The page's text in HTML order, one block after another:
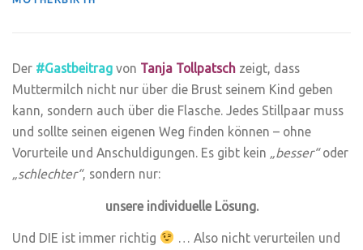
Der #Gastbeitrag von Tanja Tollpatsch zeigt, dass
Muttermilch nicht nur über die Brust seinem Kind geben
kann, sondern auch über die Flasche. Jedes Stillpaar muss
und sollte seinen eigenen Weg finden können – ohne
Vorurteile und Anschuldigungen. Es gibt kein „besser“oder
„schlechter“, sondern nur:
unsere individuelle Lösung.
Und DIE ist immer richtig
… Also nicht verurteilen und